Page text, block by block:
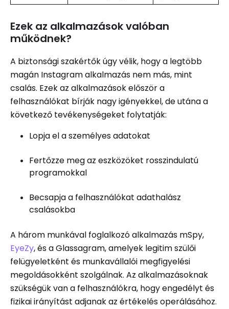
Ezek az alkalmazások valóban
működnek?
A biztonsági szakértők úgy vélik, hogy a legtöbb
magán Instagram alkalmazás nem más, mint
csalás. Ezek az alkalmazások először a
felhasználókat bírják nagy igényekkel, de utána a
következő tevékenységeket folytatják:
Lopja el a személyes adatokat
Fertőzze meg az eszközöket rosszindulatú
programokkal
Becsapja a felhasználókat adathalász
csalásokba
A három munkával foglalkozó alkalmazás mSpy,
EyeZy, és a Glassagram, amelyek legitim szülői
felügyeletként és munkavállalói megfigyelési
megoldásokként szolgálnak. Az alkalmazásoknak
szükségük van a felhasználókra, hogy engedélyt és
fizikai irányítást adjanak az értékelés operálásához.